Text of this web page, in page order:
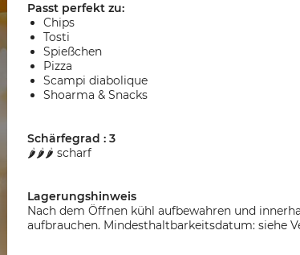
Passt perfekt zu:
Chips
Tosti
Spießchen
Pizza
Scampi diabolique
Shoarma & Snacks
Schärfegrad : 3
🌶️🌶️🌶️ scharf
Lagerungshinweis
Nach dem Öffnen kühl aufbewahren und
aufbrauchen. Mindesthaltbarkeitsdatum: siehe